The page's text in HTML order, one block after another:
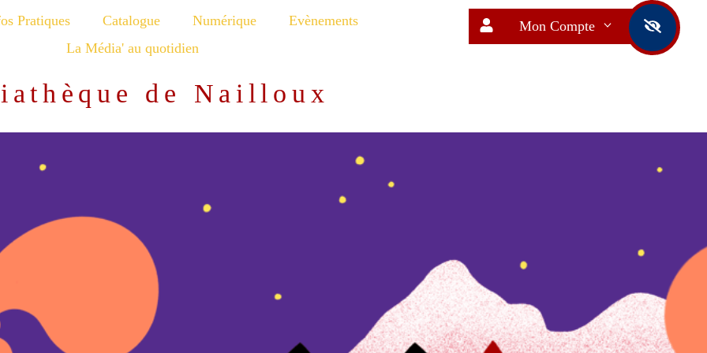
Pratiques Catalogue Numérique
Evènements
La Média' au quotidien
de Nailloux
Mon Compte